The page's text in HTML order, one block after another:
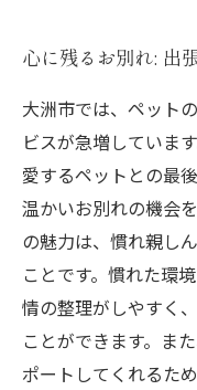
心に残るお別れ: 出
大洲市では、ペット
ビスが急増していま
愛するペットとの最
温かいお別れの機会
の魅力は、慣れ親し
ことです。慣れた環
情の整理がしやすく
ことができます。ま
ポートしてくれるた